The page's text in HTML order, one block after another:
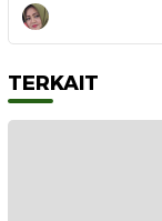
TERKAIT